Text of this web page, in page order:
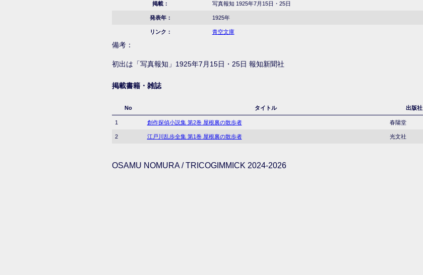
掲載： 写真報知 1925年7月15日・25日
発表年： 1925年
リンク： 青空文庫
備考：
初出は「写真報知」1925年7月15日・25日 報知新聞社
掲載書籍・雑誌
No タイトル 出版社
1 創作探偵小説集 第2巻 屋根裏の散歩者 春陽堂
2 江戸川乱歩全集 第1巻 屋根裏の散歩者 光文社
OSAMU NOMURA / TRICOGIMMICK 2024-2026